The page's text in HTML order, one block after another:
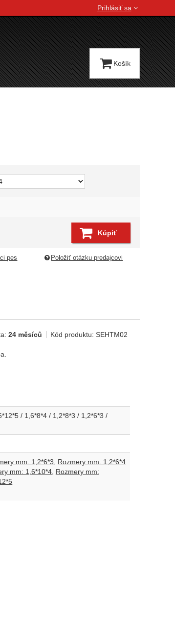
Kúpiť
pes Položiť otázku predajcovi
24 měsíců Kód produktu: SEHTM02
/ 1,6*8*4 / 1,2*8*3 / 1,2*6*3 /
mm: 1,2*6*3
Rozmery mm: 1,2*6*4
mm: 1,6*10*4 Rozmery mm:
Rozmery mm: 1,6*8*4
Rozmery mm: 1,6*8*5
verzia
Prihlásiť sa
Košík